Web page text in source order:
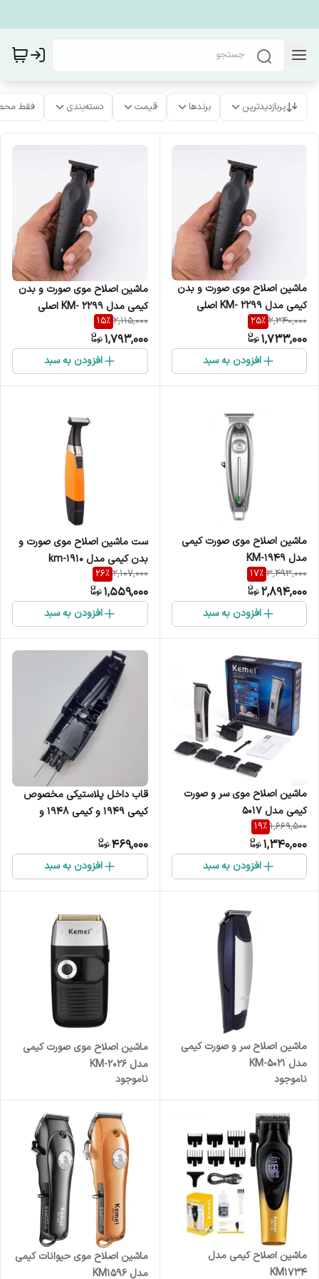
پربازدیدترین برندها قیمت دسته‌بندی فقط
ماشین اصلاح موی صورت و بدن
کیمی مدل KM- 2299 اصلی
2,340,000
25%
1,733,000
افزودن به سبد
ماشین اصلاح موی صورت و بدن
کیمی مدل KM- 2299 اصلی
2,115,000
15%
1,793,000
افزودن به سبد
ماشین اصلاح موی صورت کیمی
مدل KM-1949
3,493,000
17%
2,894,000
افزودن به سبد
ست ماشین اصلاح موی صورت و
بدن کیمی مدل km-1910
2,107,000
26%
1,559,000
افزودن به سبد
ماشین اصلاح موی سر و صورت
کیمی مدل 5017
1,669,500
19%
1,340,000
افزودن به سبد
قاب داخل پلاستیکی مخصوص
کیمی 1949 و کیمی 1948 و
469,000
افزودن به سبد
ماشین اصلاح سر و صورت کیمی
مدل KM-5021
ناموجود
ماشین اصلاح موی صورت کیمی
مدل KM-2026
ناموجود
ماشین اصلاح کیمی مدل
KM1734
ماشین اصلاح موی حیوانات کیمی
مدل KM1596